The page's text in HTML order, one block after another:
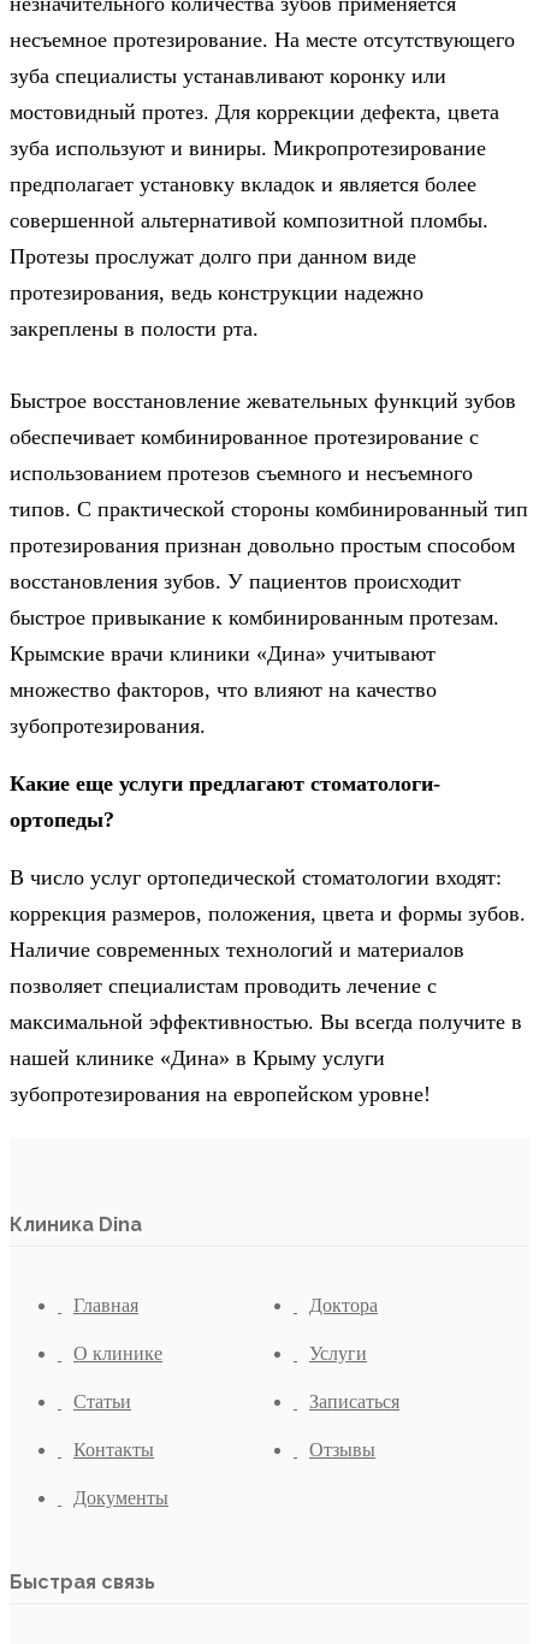
несъемное протезирование. На месте отсутствующего
зуба специалисты устанавливают коронку или
мостовидный протез. Для коррекции дефекта, цвета
зуба используют и виниры. Микропротезирование
предполагает установку вкладок и является более
совершенной альтернативой композитной пломбы.
Протезы прослужат долго при данном виде
протезирования, ведь конструкции надежно
закреплены в полости рта.
Быстрое восстановление жевательных функций зубов
обеспечивает комбинированное протезирование с
использованием протезов съемного и несъемного
типов. С практической стороны комбинированный тип
протезирования признан довольно простым способом
восстановления зубов. У пациентов происходит
быстрое привыкание к комбинированным протезам.
Крымские врачи клиники «Дина» учитывают
множество факторов, что влияют на качество
зубопротезирования.
Какие еще услуги предлагают стоматологи-
ортопеды?
В число услуг ортопедической стоматологии входят:
коррекция размеров, положения, цвета и формы зубов.
Наличие современных технологий и материалов
позволяет специалистам проводить лечение с
максимальной эффективностью. Вы всегда получите в
нашей клинике «Дина» в Крыму услуги
зубопротезирования на европейском уровне!
Клиника Dina
Главная Доктора
О клинике Услуги
Статьи Записаться
Контакты Отзывы
Документы
Быстрая связь